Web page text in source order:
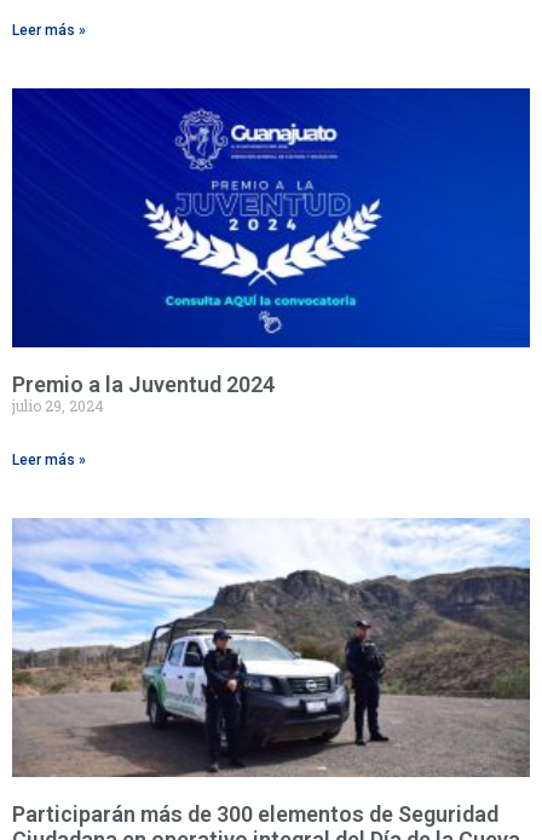
Leer más »
Premio a la Juventud 2024
julio 29, 2024
Leer más »
Participarán más de 300 elementos de Seguridad